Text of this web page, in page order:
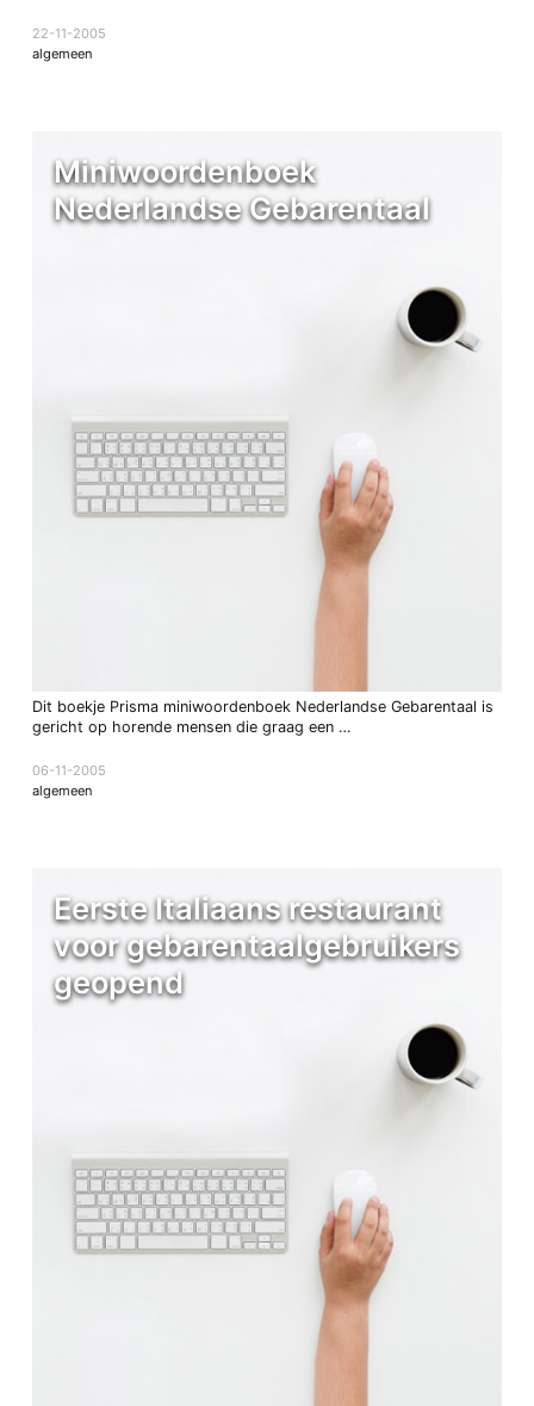
22-11-2005
algemeen
Miniwoordenboek
Nederlandse Gebarentaal
Dit boekje Prisma miniwoordenboek Nederlandse Gebarentaal is
gericht op horende mensen die graag een …
06-11-2005
algemeen
Eerste Italiaans restaurant
voor gebarentaalgebruikers
geopend